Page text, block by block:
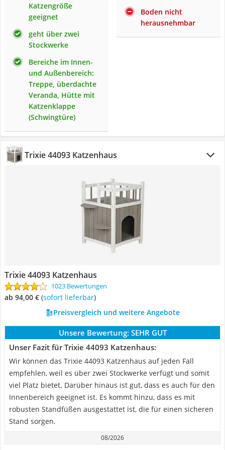
Katzengröße
geeignet
geht über zwei
Stockwerke
Bereiche im Innen-
und Außenbereich:
Treppe, überdachte
Veranda, Hütte mit
Katzenklappe
(Schwingtüre)
Boden nicht
herausnehmbar
Trixie 44093 Katzenhaus
Trixie 44093 Katzenhaus
1023 Bewertungen
ab 94,00 € ( Sofort lieferbar)
Preisvergleich und weitere Angebote
Unsere Bewertung: SEHR GUT
Unser Fazit für Trixie 44093 Katzenhaus:
Wir können das Trixie 44093 Katzenhaus auf jeden Fall
empfehlen, weil es über zwei Stockwerke verfügt und somit
viel Platz bietet. Darüber hinaus ist gut, dass es auch für den
Innenbereich geeignet ist. Es kommt hinzu, dass es mit
robusten Standfüßen ausgestattet ist, die für einen sicheren
Stand sorgen.
08/2026